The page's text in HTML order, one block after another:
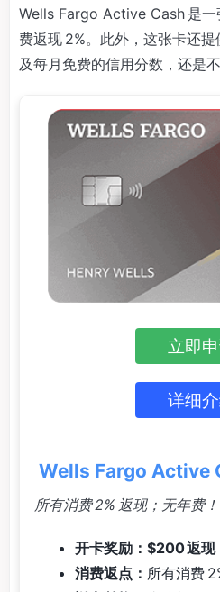
Wells Fargo Active Cash 是一
费返现 2%。此外，这张卡还
及每月免费的信用分数，还是不
立即
详细
Wells Fargo Active
所有消费 2% 返现；无年费！
开卡奖励：$200 返现
消费返点： 所有消费